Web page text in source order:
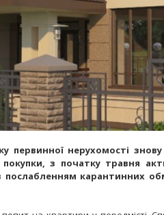
первинної нерухомості
з початку травня
послабленням карантинних